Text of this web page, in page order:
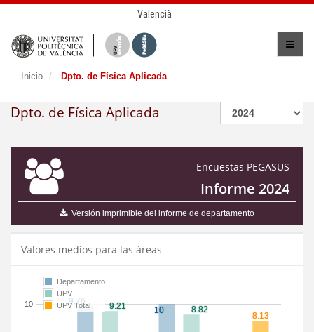
Valencià
Inicio Dpto. de Física Aplicada
Dpto. de Física Aplicada
Encuestas PEGASUS
Informe 2024
Versión imprimible del informe de departamento
Valores medios para las áreas
10
Departamento
UPV
UPV Total